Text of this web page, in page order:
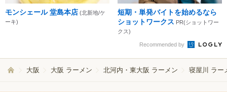
モンシェール 堂島本店 (北新地/ケ
ーキ)
短期・単発バイトを始めるなら
ショットワークス PR(ショットワー
クス)
Recommended by
大阪 大阪 ラーメン 北河内・東大阪 ラーメン 寝屋川 ラー